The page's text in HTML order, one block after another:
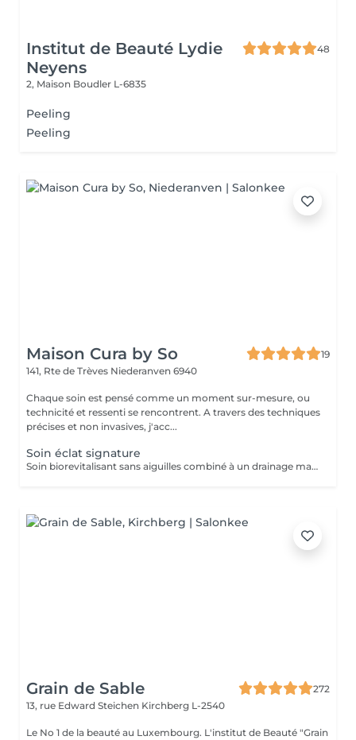
Institut de Beauté Lydie
Neyens
48
2, Maison Boudler L-6835
Peeling
Peeling
Maison Cura by So
19
141, Rte de Trèves Niederanven 6940
Chaque soin est pensé comme un moment sur-mesure, ou
technicité et ressenti se rencontrent. A travers des techniques
précises et non invasives, j'acc...
Soin éclat signature
Soin biorevitalisant sans aiguilles combiné à un drainage manuel lent et doux pour stimuler la circulation, repulper et revitaliser la peau. Idéal pour améliorer l'éclat, l'élasticité et la fermeté du visage ou du cou. Chaque séance est personnalisée selon vos besoins, pour des résultats visibles et durables
Grain de Sable
272
13, rue Edward Steichen Kirchberg L-2540
Le No 1 de la beauté au Luxembourg. L'institut de Beauté "Grain